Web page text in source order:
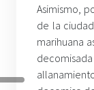
Asimismo,
de la
marihuana